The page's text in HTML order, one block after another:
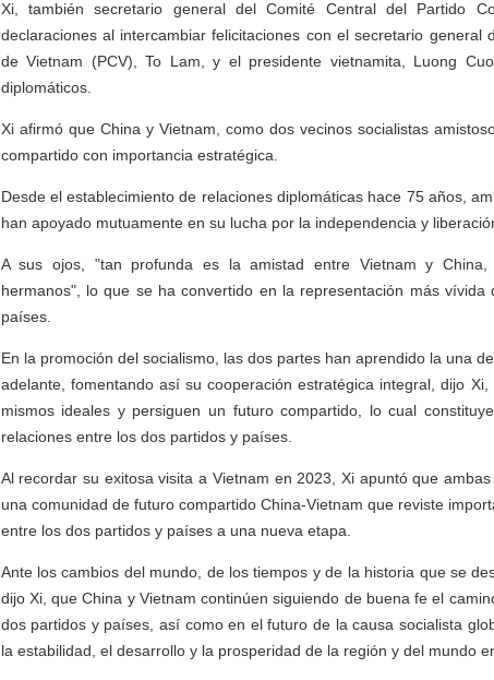
Xi, también secretario general del Comité Central del Partido
declaraciones al intercambiar felicitaciones con el secretario general
de Vietnam (PCV), To Lam, y el presidente vietnamita, Luong
diplomáticos.
Xi afirmó que China y Vietnam, como dos vecinos socialistas
compartido con importancia estratégica.
Desde el establecimiento de relaciones diplomáticas hace 75 años,
han apoyado mutuamente en su lucha por la independencia y
A sus ojos, "tan profunda es la amistad entre Vietnam y China,
hermanos", lo que se ha convertido en la representación más
países.
En la promoción del socialismo, las dos partes han aprendido la una
adelante, fomentando así su cooperación estratégica integral, dijo
mismos ideales y persiguen un futuro compartido, lo cual
relaciones entre los dos partidos y países.
Al recordar su exitosa visita a Vietnam en 2023, Xi apuntó que
una comunidad de futuro compartido China-Vietnam que reviste
entre los dos partidos y países a una nueva etapa.
Ante los cambios del mundo, de los tiempos y de la historia que se
dijo Xi, que China y Vietnam continúen siguiendo de buena fe el
dos partidos y países, así como en el futuro de la causa socialista
la estabilidad, el desarrollo y la prosperidad de la región y del mundo